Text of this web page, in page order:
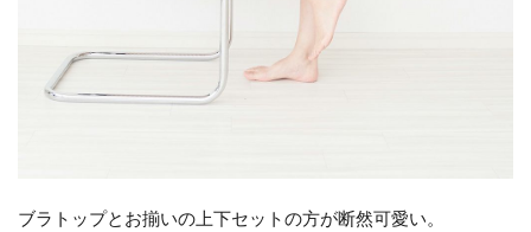
ブラトップとお揃いの上下セットの方が断然可愛い。